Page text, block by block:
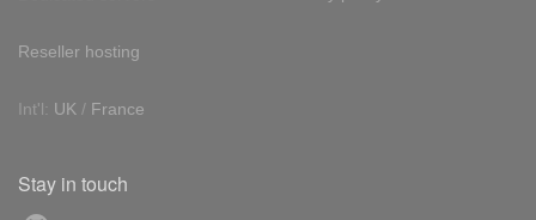
Reseller hosting
Int'l: UK / France
Stay in touch